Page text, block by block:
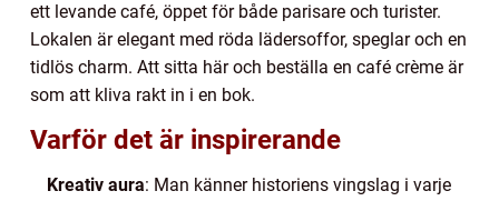
ett levande café, öppet för både parisare och turister.
Lokalen är elegant med röda lädersoffor, speglar och en
tidlös charm. Att sitta här och beställa en café crème är
som att kliva rakt in i en bok.
Varför det är inspirerande
Kreativ aura: Man känner historiens vingslag i varje